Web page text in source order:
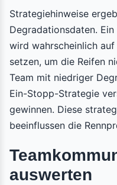
Strategiehinweise
Degradationsdaten.
wird wahrscheinlich
setzen, um die Reifen
Team mit niedriger
Ein-Stopp-Strategie
gewinnen. Diese
beeinflussen die
auswerten